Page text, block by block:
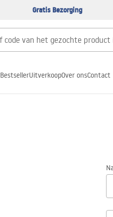
Gratis Bezorging
BestsellerUitverkoopOver onsContact